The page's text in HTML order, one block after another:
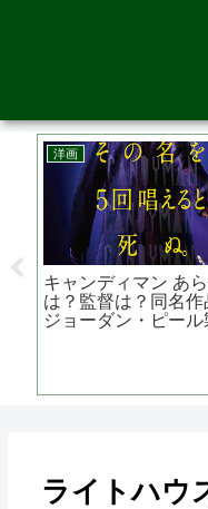
邦画
危険なビーナスの妻夫
が出演 映画 『 渇
き 』 クセのある刑
ライトハウ